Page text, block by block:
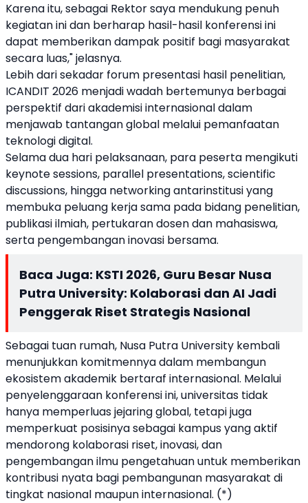
Karena itu, sebagai Rektor saya mendukung penuh
kegiatan ini dan berharap hasil-hasil konferensi ini
dapat memberikan dampak positif bagi masyarakat
secara luas," jelasnya.
Lebih dari sekadar forum presentasi hasil penelitian,
ICANDIT 2026 menjadi wadah bertemunya berbagai
perspektif dari akademisi internasional dalam
menjawab tantangan global melalui pemanfaatan
teknologi digital.
Selama dua hari pelaksanaan, para peserta mengikuti
keynote sessions, parallel presentations, scientific
discussions, hingga networking antarinstitusi yang
membuka peluang kerja sama pada bidang penelitian,
publikasi ilmiah, pertukaran dosen dan mahasiswa,
serta pengembangan inovasi bersama.
Baca Juga: KSTI 2026, Guru Besar Nusa
Putra University: Kolaborasi dan AI Jadi
Penggerak Riset Strategis Nasional
Sebagai tuan rumah, Nusa Putra University kembali
menunjukkan komitmennya dalam membangun
ekosistem akademik bertaraf internasional. Melalui
penyelenggaraan konferensi ini, universitas tidak
hanya memperluas jejaring global, tetapi juga
memperkuat posisinya sebagai kampus yang aktif
mendorong kolaborasi riset, inovasi, dan
pengembangan ilmu pengetahuan untuk memberikan
kontribusi nyata bagi pembangunan masyarakat di
tingkat nasional maupun internasional. (*)